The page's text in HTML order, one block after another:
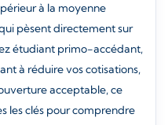
à la moyenne
pèsent directement sur
étudiant primo-accédant,
à réduire vos cotisations,
acceptable, ce
les clés pour comprendre